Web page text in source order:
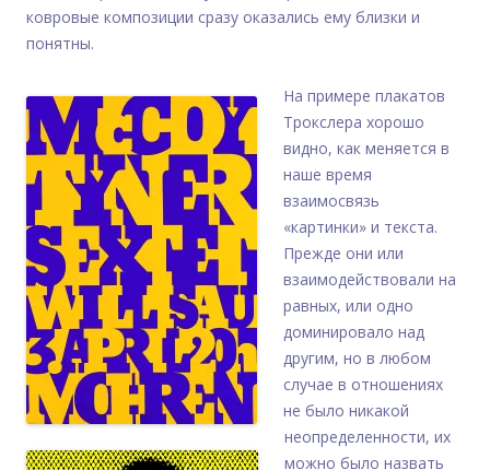
ковровые композиции сразу оказались ему близки и
понятны.
На примере плакатов
Трокслера хорошо
видно, как меняется в
наше время
взаимосвязь
«картинки» и текста.
Прежде они или
взаимодействовали на
равных, или одно
доминировало над
другим, но в любом
случае в отношениях
не было никакой
неопределенности, их
можно было назвать